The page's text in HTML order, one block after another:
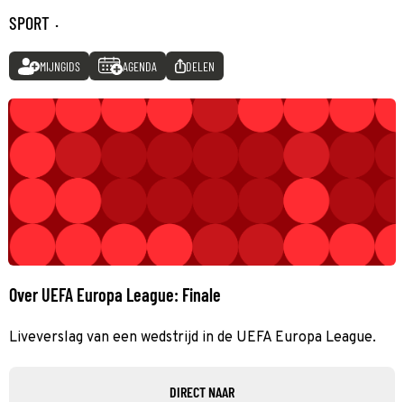
SPORT ·
MIJNGIDS AGENDA DELEN
Over UEFA Europa League: Finale
Liveverslag van een wedstrijd in de UEFA Europa League.
DIRECT NAAR